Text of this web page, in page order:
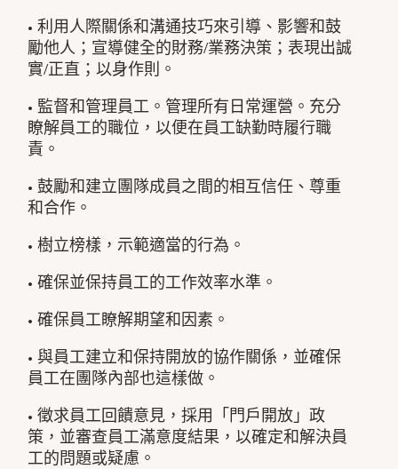
• 利用人際關係和溝通技巧來引導、影響和鼓
勵他人；宣導健全的財務/業務決策；表現出誠
實/正直；以身作則。
• 監督和管理員工。管理所有日常運營。充分
瞭解員工的職位，以便在員工缺勤時履行職
責。
• 鼓勵和建立團隊成員之間的相互信任、尊重
和合作。
• 樹立榜樣，示範適當的行為。
• 確保並保持員工的工作效率水準。
• 確保員工瞭解期望和因素。
• 與員工建立和保持開放的協作關係，並確保
員工在團隊內部也這樣做。
• 徵求員工回饋意見，採用「門戶開放」政
策，並審查員工滿意度結果，以確定和解決員
工的問題或疑慮。